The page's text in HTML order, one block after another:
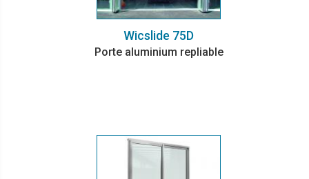
Wicslide 75D
Porte aluminium repliable